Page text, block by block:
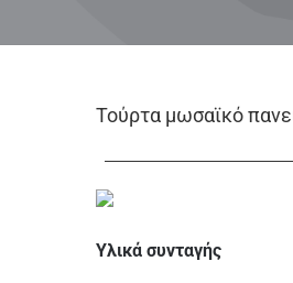
Τούρτα μωσαϊκό
Υλικά συνταγής